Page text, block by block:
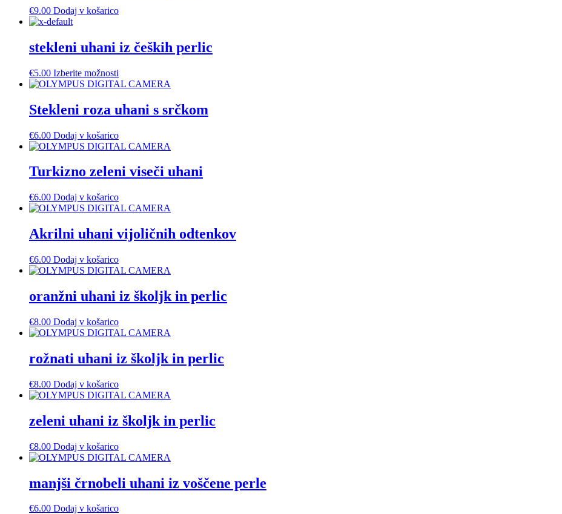
€9.00 Dodaj v košarico
stekleni uhani iz čeških perlic
€5.00 Izberite možnosti
izdelek
več
različic.
lahko
izberete
strani
izdelka
Stekleni roza uhani s srčkom
€6.00 Dodaj v košarico
Turkizno zeleni viseči uhani
€6.00 Dodaj v košarico
Akrilni uhani vijoličnih odtenkov
€6.00 Dodaj v košarico
oranžni uhani iz školjk in perlic
€8.00 Dodaj v košarico
rožnati uhani iz školjk in perlic
€8.00 Dodaj v košarico
zeleni uhani iz školjk in perlic
€8.00 Dodaj v košarico
manjši črnobeli uhani iz voščene perle
€6.00 Dodaj v košarico